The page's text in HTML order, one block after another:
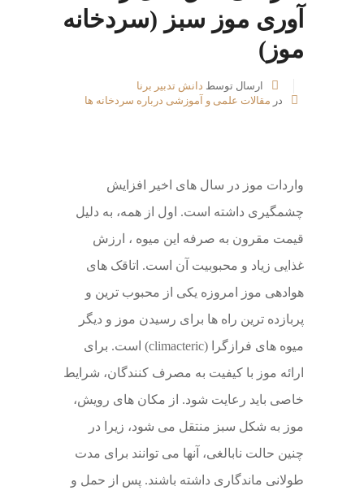
آوری موز سبز (سردخانه
موز)
ارسال توسط دانش تدبیر برنا
در مقالات علمی و آموزشی درباره سردخانه ها
واردات موز در سال های اخیر افزایش
چشمگیری داشته است. اول از همه، به دلیل
قیمت مقرون به صرفه این میوه ، ارزش
غذایی زیاد و محبوبیت آن است. اتاقک های
هوادهی موز امروزه یکی از محبوب ترین و
پربازده ترین راه ها برای رسیدن موز و دیگر
میوه های فرازگرا (climacteric) است. برای
ارائه موز با کیفیت به مصرف کنندگان، شرایط
خاصی باید رعایت شود. از مکان های رویش،
موز به شکل سبز منتقل می شود، زیرا در
چنین حالت نابالغی، آنها می توانند برای مدت
طولانی ماندگاری داشته باشند. پس از حمل و